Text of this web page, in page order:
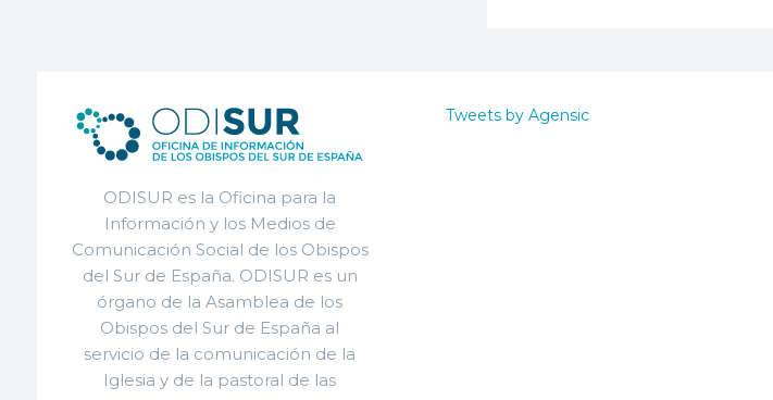
ODISUR es la Oficina para la
Información y los Medios de
Comunicación Social de los Obispos
del Sur de España. ODISUR es un
órgano de la Asamblea de los
Obispos del Sur de España al
servicio de la comunicación de la
Iglesia y de la pastoral de las
Tweets by Agensic